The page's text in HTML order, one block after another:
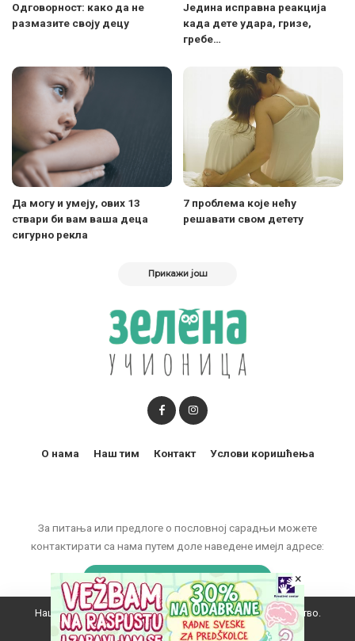
Одговорност: како да не
размазите своју децу
Једина исправна реакција
када дете удара, гризе,
гребе…
Да могу и умеју, ових 13
ствари би вам ваша деца
сигурно рекла
7 проблема које нећу
решавати свом детету
Прикажи још
За питања или предлоге о пословној сарадњи можете
контактирати са нама путем доле наведене имејл адресе:
marketing@zelenaucionica.com
О нама Наш тим Контакт Услови коришћења
Наш вебсајт користи колачиће да побољша ваше искуство.
×